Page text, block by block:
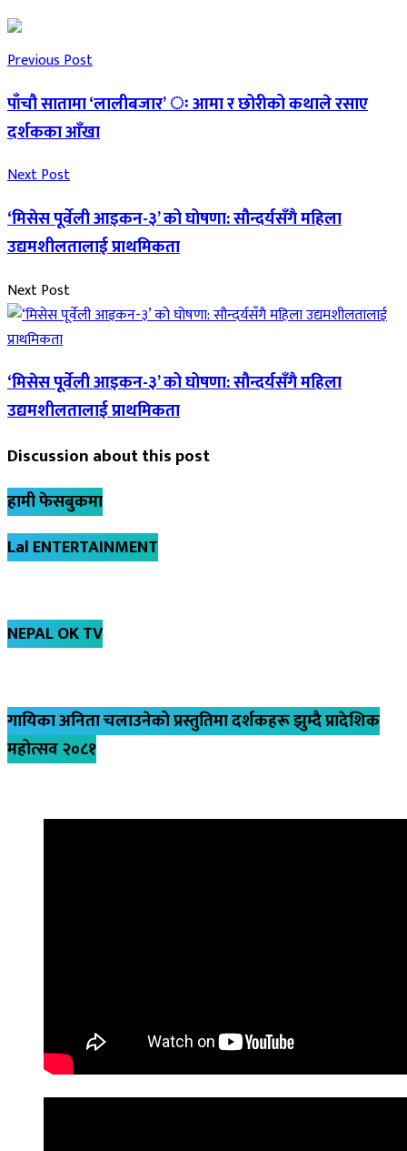
Previous Post
पाँचौ सातामा ‘लालीबजार’ ः आमा र छोरीको कथाले रसाए
दर्शकका आँखा
Next Post
‘मिसेस पूर्वेली आइकन-३’ को घोषणा: सौन्दर्यसँगै महिला
उद्यमशीलतालाई प्राथमिकता
Next Post
‘मिसेस पूर्वेली आइकन-३’ को घोषणा: सौन्दर्यसँगै महिला
उद्यमशीलतालाई प्राथमिकता
Discussion about this post
हामी फेसबुकमा
Lal ENTERTAINMENT
NEPAL OK TV
गायिका अनिता चलाउनेको प्रस्तुतिमा दर्शकहरू झुम्दै प्रादेशिक
महोत्सव २०८१